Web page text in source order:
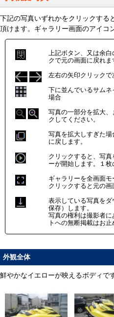
下記の写真いずれかをクリックする
頂けます。ギャラリー画面のアイコ
上記ボタン、又は余
クで元の画面に戻れま
左右の矢印クリックで
下に並んでいるサム
場合
写真の一部分を拡大
クしてください。
写真を拡大しすぎた場
に戻します。
クリックすると、写
ーが開始します。１枚
ギャラリーを全画面
クリックすると元の画
表示している写真を
保存）します。
写真の権利は撮影者
トへの無断掲載はお止
外観全体
鮮やかなイエローが映えるボディで